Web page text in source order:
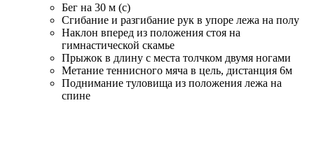
Бег на 30 м (с)
Сгибание и разгибание рук в упоре лежа на полу
Наклон вперед из положения стоя на
гимнастической скамье
Прыжок в длину с места толчком двумя ногами
Метание теннисного мяча в цель, дистанция 6м
Поднимание туловища из положения лежа на
спине